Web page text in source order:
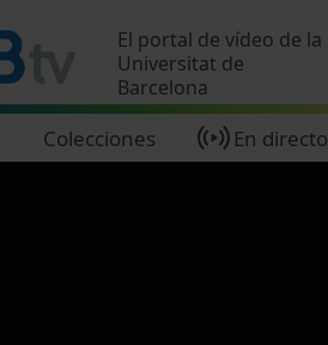
El portal de vídeo de la
Universitat de
Barcelona
Colecciones En directo